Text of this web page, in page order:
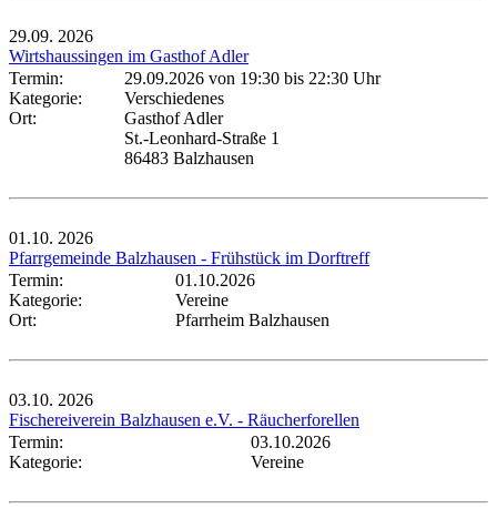
29.09. 2026
Wirtshaussingen im Gasthof Adler
Termin:
29.09.2026 von 19:30 bis 22:30 Uhr
Kategorie:
Verschiedenes
Ort:
Gasthof Adler
St.-Leonhard-Straße 1
86483 Balzhausen
01.10. 2026
Pfarrgemeinde Balzhausen - Frühstück im Dorftreff
Termin:
01.10.2026
Kategorie:
Vereine
Ort:
Pfarrheim Balzhausen
03.10. 2026
Fischereiverein Balzhausen e.V. - Räucherforellen
Termin:
03.10.2026
Kategorie:
Vereine